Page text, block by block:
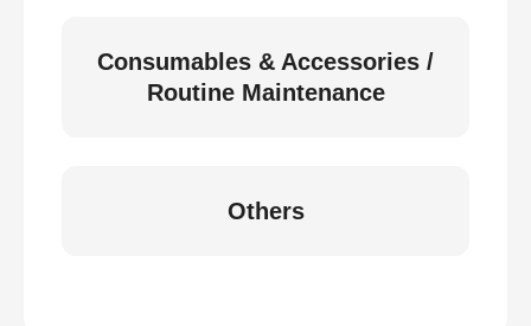
Consumables & Accessories /
Routine Maintenance
Others